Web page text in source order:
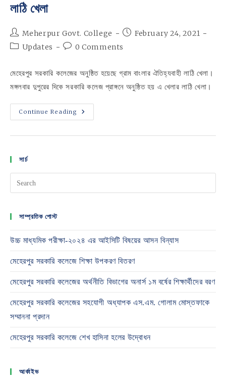
লাঠি খেলা
Post
author:
Meherpur Govt. College
PostFebruary 24, 2021
PostUpdates
Post0 Comments
মেহেরপুর সরকারি কলেজের অনুষ্ঠিত হয়েছে গ্রাম বাংলার ঐতিহ্যবাহী লাঠি খেলা।
মঙ্গলবার দুপুরের দিকে সরকারি কলেজ প্রাঙ্গনে অনুষ্ঠিত হয় এ খেলার লাঠি খেলা।
Continue Reading মেহেরপুর
সরকারি
গ্রাম
সার্চ
সাম্প্রতিক পোস্ট
উচ্চ মাধ্যমিক পরীক্ষা-২০২৪ এর আইসিটি বিষয়ের আসন বিন্যাস
মেহেরপুর সরকারি কলেজে শিক্ষা উপকরণ বিতরণ
মেহেরপুর সরকারি কলেজের অর্থনীতি বিভাগের অনার্স ১ম বর্ষের শিক্ষার্থীদের বরণ
মেহেরপুর সরকারি কলেজের সহযোগী অধ্যাপক এস.এম. গোলাম মোস্তফাকে
সম্মাননা প্রদান
মেহেরপুর সরকারি কলেজে শেখ হাসিনা হলের উদ্বোধন
আর্কাইভ